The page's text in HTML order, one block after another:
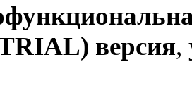
версия,